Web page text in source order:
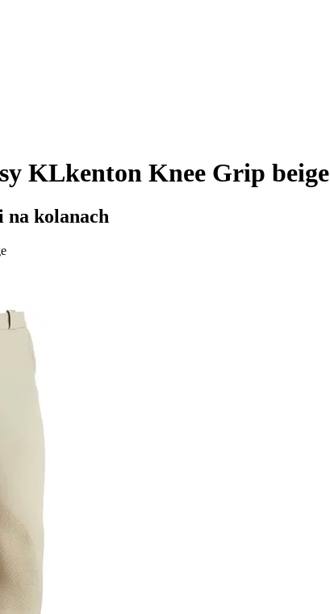
KLkenton Knee Grip beige
na kolanach